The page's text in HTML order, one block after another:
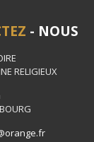
- NOUS
RELIGIEUX